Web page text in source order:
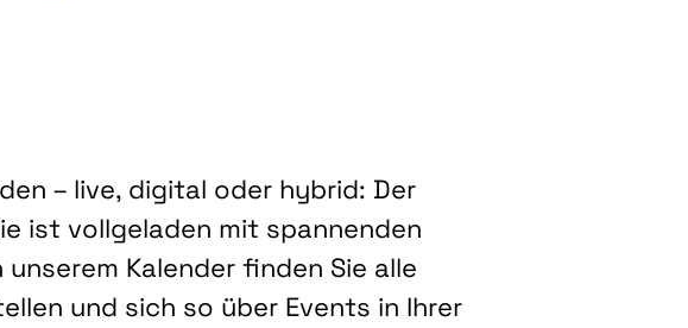
– live, digital oder hybrid: Der
ist vollgeladen mit spannenden
Kalender finden Sie alle
und sich so über Events in Ihrer